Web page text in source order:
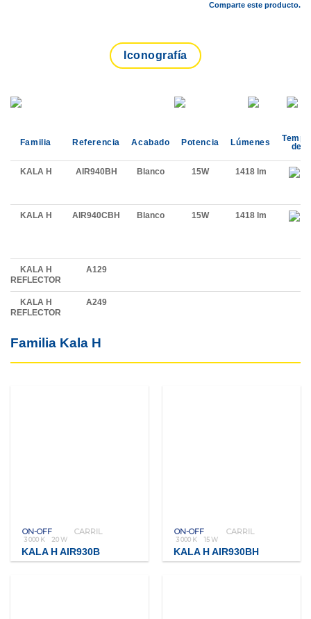
Comparte este producto.
Iconografía
Familia Referencia Acabado Potencia Lúmenes
de
KALA H AIR940BH Blanco 15W 1418 lm
KALA H AIR940CBH Blanco 15W 1418 lm
KALA H
REFLECTOR
A129
KALA H
REFLECTOR
A249
Familia Kala H
ON-OFF CARRIL
3 000 K 20 W
KALA H AIR930B
ON-OFF CARRIL
3 000 K 15 W
KALA H AIR930BH